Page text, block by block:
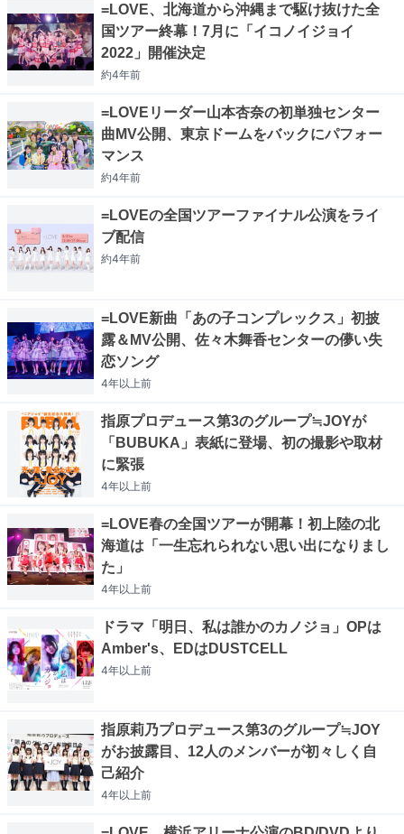
=LOVE、北海道から沖縄まで駆け抜けた全
国ツアー終幕！7月に「イコノイジョイ
2022」開催決定
約4年前
=LOVEリーダー山本杏奈の初単独センター
曲MV公開、東京ドームをバックにパフォー
マンス
約4年前
=LOVEの全国ツアーファイナル公演をライ
ブ配信
約4年前
=LOVE新曲「あの子コンプレックス」初披
露＆MV公開、佐々木舞香センターの儚い失
恋ソング
4年以上前
指原プロデュース第3のグループ≒JOYが
「BUBUKA」表紙に登場、初の撮影や取材
に緊張
4年以上前
=LOVE春の全国ツアーが開幕！初上陸の北
海道は「一生忘れられない思い出になりまし
た」
4年以上前
ドラマ「明日、私は誰かのカノジョ」OPは
Amber's、EDはDUSTCELL
4年以上前
指原莉乃プロデュース第3のグループ≒JOY
がお披露目、12人のメンバーが初々しく自
己紹介
4年以上前